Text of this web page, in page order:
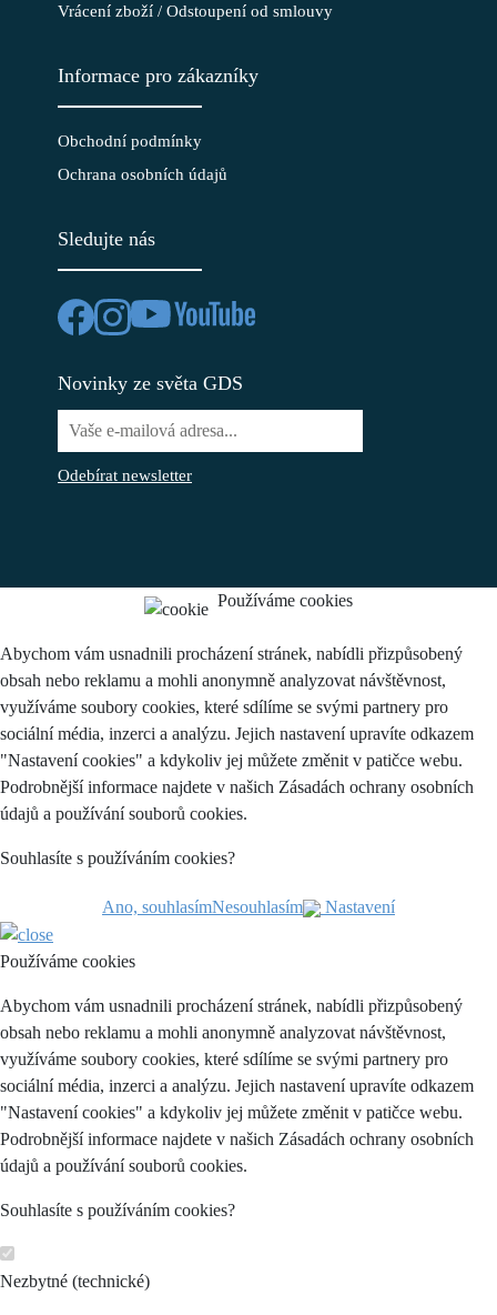
Vrácení zboží / Odstoupení od smlouvy
Informace pro zákazníky
Obchodní podmínky
Ochrana osobních údajů
Sledujte nás
Novinky ze světa GDS
Odebírat newsletter
Používáme cookies
Abychom vám usnadnili procházení stránek, nabídli přizpůsobený
obsah nebo reklamu a mohli anonymně analyzovat návštěvnost,
využíváme soubory cookies, které sdílíme se svými partnery pro
sociální média, inzerci a analýzu. Jejich nastavení upravíte odkazem
"Nastavení cookies" a kdykoliv jej můžete změnit v patičce webu.
Podrobnější informace najdete v našich Zásadách ochrany osobních
údajů a používání souborů cookies.
Souhlasíte s používáním cookies?
Ano, souhlasímNesouhlasím Nastavení
Používáme cookies
Abychom vám usnadnili procházení stránek, nabídli přizpůsobený
obsah nebo reklamu a mohli anonymně analyzovat návštěvnost,
využíváme soubory cookies, které sdílíme se svými partnery pro
sociální média, inzerci a analýzu. Jejich nastavení upravíte odkazem
"Nastavení cookies" a kdykoliv jej můžete změnit v patičce webu.
Podrobnější informace najdete v našich Zásadách ochrany osobních
údajů a používání souborů cookies.
Souhlasíte s používáním cookies?
Nezbytné (technické)